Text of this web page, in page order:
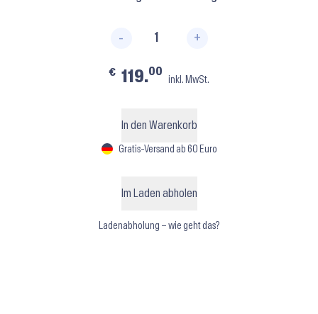
- +
€ 119.00
inkl. MwSt.
In den Warenkorb
Gratis-Versand ab 60 Euro
Im Laden abholen
Ladenabholung – wie geht das?